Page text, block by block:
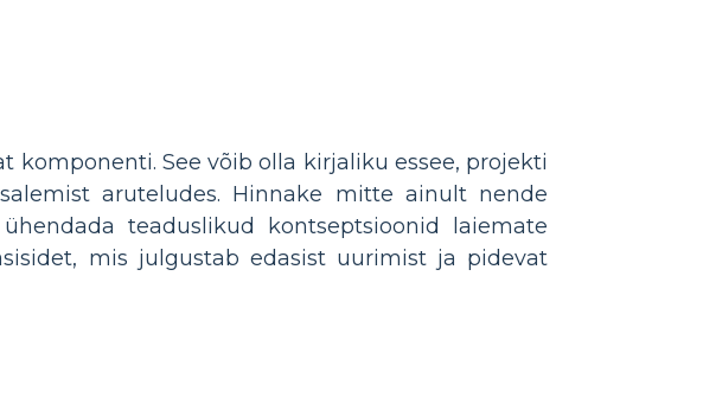
komponenti. See võib olla kirjaliku essee, projekti
aruteludes. Hinnake mitte ainult nende
teaduslikud kontseptsioonid laiemate
mis julgustab edasist uurimist ja pidevat